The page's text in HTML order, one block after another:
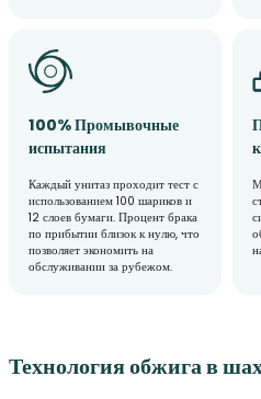
100% Промывочные
испытания
Каждый унитаз проходит тест с
использованием 100 шариков и
12 слоев бумаги. Процент брака
по прибытии близок к нулю, что
позволяет экономить на
обслуживании за рубежом.
Технология обжига в